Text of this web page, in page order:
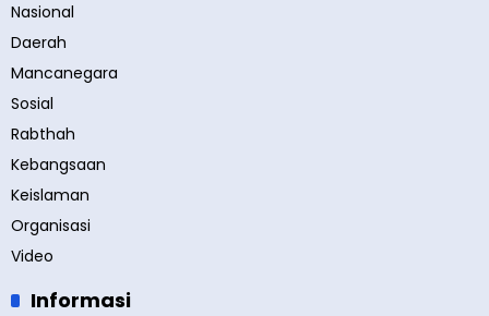
Nasional
Daerah
Mancanegara
Sosial
Rabthah
Kebangsaan
Keislaman
Organisasi
Video
Informasi